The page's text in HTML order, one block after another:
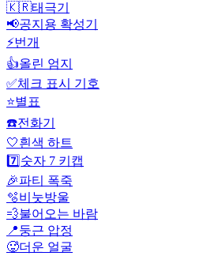
🇰🇷태극기
📢공지용 확성기
⚡번개
👍올린 엄지
✅체크 표시 기호
⭐별표
☎️전화기
🤍흰색 하트
7️⃣ 숫자 7 키캡
🎉파티 폭죽
🫧비눗방울
💨불어오는 바람
📍둥근 압정
🥵더운 얼굴